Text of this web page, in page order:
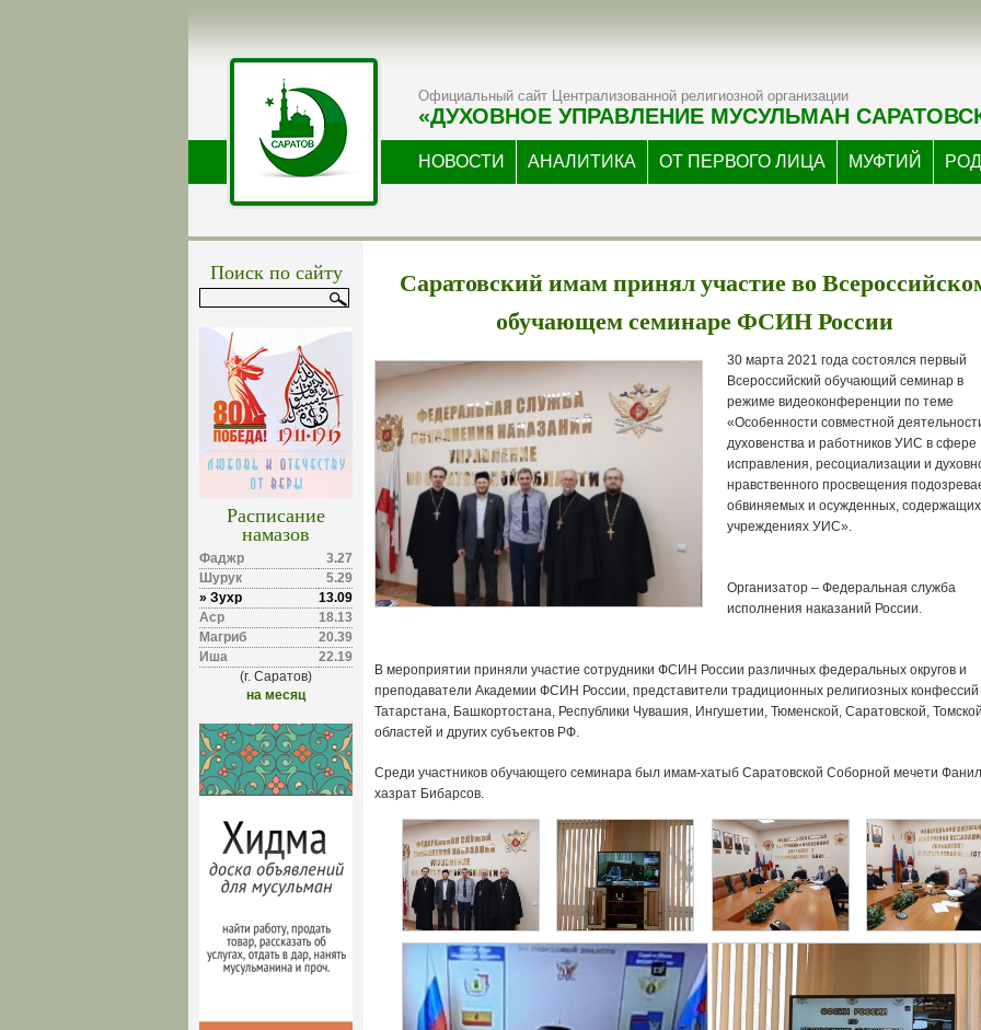
Официальный сайт Централизованной религиозной организации
«ДУХОВНОЕ УПРАВЛЕНИЕ МУСУЛЬМАН
НОВОСТИ АНАЛИТИКА ОТ ПЕРВОГО ЛИЦА МУФТИЙ
Поиск по сайту
Расписание
намазов
Фаджр
3.27
Шурук
5.29
» Зухр
13.09
Аср
18.13
Магриб
20.39
Иша
22.19
(г. Саратов)
на месяц
Саратовский имам принял участие во
обучающем семинаре ФСИН России
30 марта 2021 года состоялся первый
Всероссийский обучающий семинар в
режиме видеоконференции по теме
«Особенности совместной
духовенства и работников УИС в сфере
исправления, ресоциализации и
нравственного просвещения
обвиняемых и осужденных,
учреждениях УИС».
Организатор – Федеральная служба
исполнения наказаний России.
В мероприятии приняли участие сотрудники ФСИН России различных федеральных округов и
преподаватели Академии ФСИН России, представители традиционных религиозных конфессий
Татарстана, Башкортостана, Республики Чувашия, Ингушетии, Тюменской, Саратовской,
областей и других субъектов РФ.
Среди участников обучающего семинара был имам-хатыб Саратовской Соборной мечети
хазрат Бибарсов.